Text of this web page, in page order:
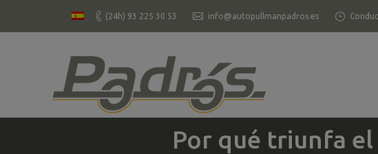
(24h) 93 225 30 53 info@autopullmanpadros.es
Por qué triunfa